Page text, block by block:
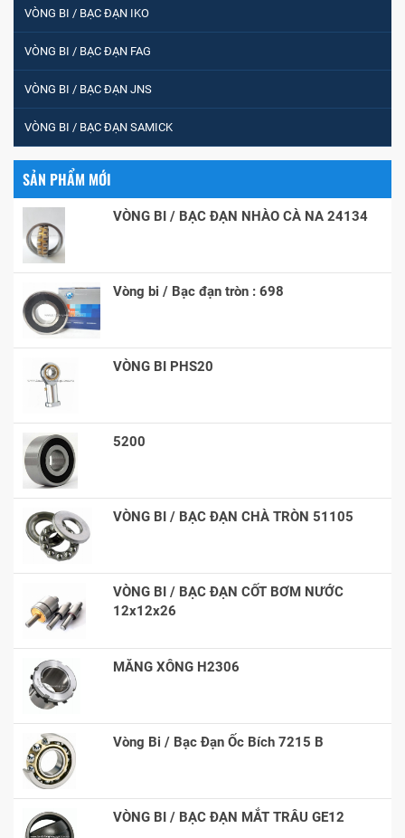
VÒNG BI / BẠC ĐẠN IKO
VÒNG BI / BẠC ĐẠN FAG
VÒNG BI / BẠC ĐẠN JNS
VÒNG BI / BẠC ĐẠN SAMICK
SẢN PHẨM MỚI
VÒNG BI / BẠC ĐẠN NHÀO CÀ NA 24134
Vòng bi / Bạc đạn tròn : 698
VÒNG BI PHS20
5200
VÒNG BI / BẠC ĐẠN CHÀ TRÒN 51105
VÒNG BI / BẠC ĐẠN CỐT BƠM NƯỚC
12x12x26
MĂNG XÔNG H2306
Vòng Bi / Bạc Đạn Ốc Bích 7215 B
VÒNG BI / BẠC ĐẠN MẮT TRÂU GE12